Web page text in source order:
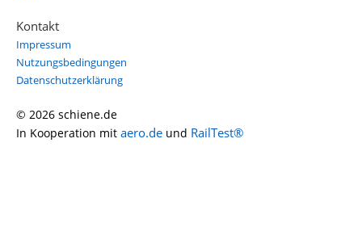
Kontakt
Impressum
Nutzungsbedingungen
Datenschutzerklärung
© 2026 schiene.de
In Kooperation mit aero.de und RailTest®